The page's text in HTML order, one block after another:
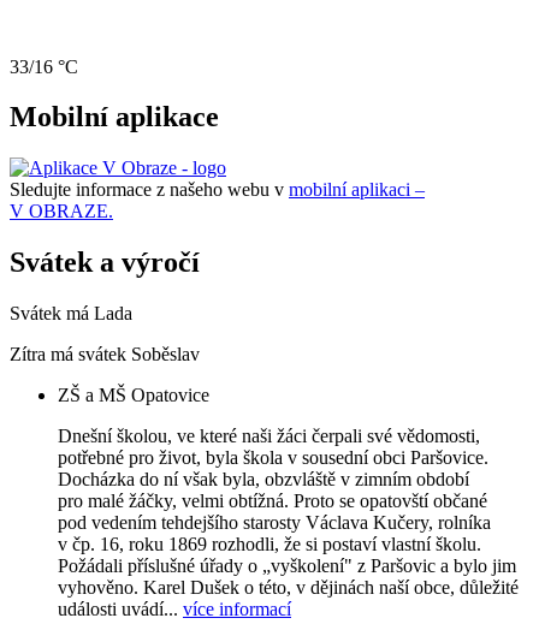
33/16 °C
Mobilní aplikace
Sledujte informace z našeho webu v mobilní aplikaci –
V OBRAZE.
Svátek a výročí
Svátek má Lada
Zítra má svátek Soběslav
ZŠ a MŠ Opatovice
Dnešní školou, ve které naši žáci čerpali své vědomosti,
potřebné pro život, byla škola v sousední obci Paršovice.
Docházka do ní však byla, obzvláště v zimním období
pro malé žáčky, velmi obtížná. Proto se opatovští občané
pod vedením tehdejšího starosty Václava Kučery, rolníka
v čp. 16, roku 1869 rozhodli, že si postaví vlastní školu.
Požádali příslušné úřady o „vyškolení" z Paršovic a bylo jim
vyhověno. Karel Dušek o této, v dějinách naší obce, důležité
události uvádí... více informací